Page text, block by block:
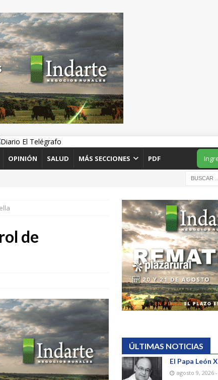
OPINIÓN SALUD MÁS SECCIONES PDF
de
ÚLTIMAS NOTICIAS
El Papa León
agosto 9, 2026